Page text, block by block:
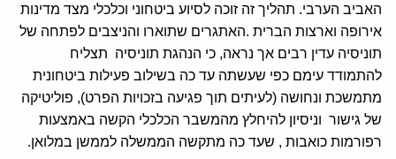
האביב הערבי. תהליך זה זוכה לסיוע ביטחוני וכלכלי מצד מדינות
אירופה וארצות הברית .האתגרים שתוארו והניצבים לפתחה של
תוניסיה עדין רבים אך נראה, כי הנהגת תוניסיה תצליח
להתמודד עימם כפי שעשתה עד כה בשילוב פעילות ביטחונית
מתמשכת ונחושה (לעיתים תוך פגיעה בזכויות הפרט), פוליטיקה
של גישור וניסיון להיחלץ מהמשבר הכלכלי הקשה באמצעות
רפורמות כואבות , שעד כה מתקשה הממשלה לממשן במלואן.